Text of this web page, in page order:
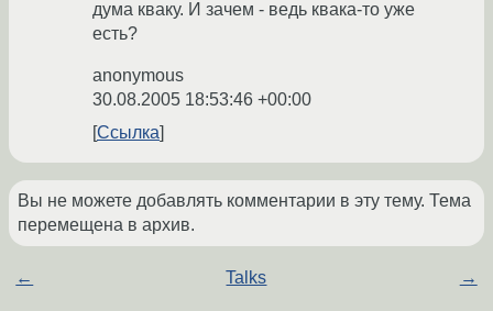
дума кваку. И зачем - ведь квака-то уже
есть?
anonymous
30.08.2005 18:53:46 +00:00
Ссылка
Вы не можете добавлять комментарии в эту тему. Тема
перемещена в архив.
← Talks →